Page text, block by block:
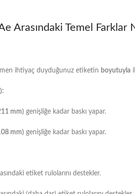
Arasındaki Temel Farklar
ihtiyaç duyduğunuz etiketin boyutuyla
mm)genişliğe kadar baskı yapar.
mm)genişliğe kadar baskı yapar.
etiket rulolarını destekler.